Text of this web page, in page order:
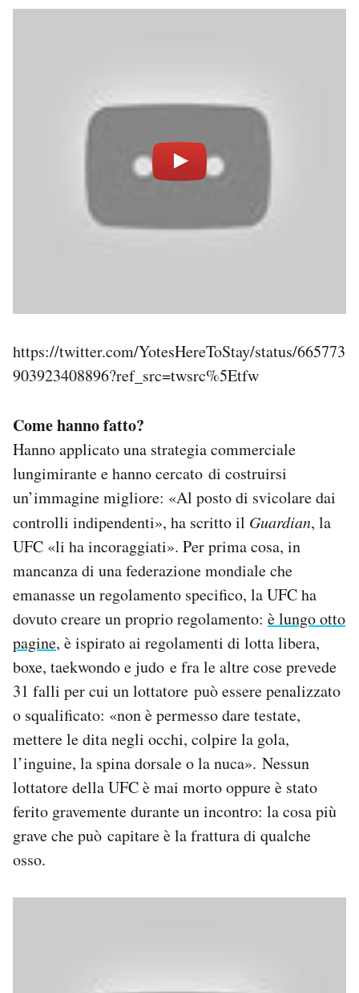
https://twitter.com/YotesHereToStay/status/665773
903923408896?ref_src=twsrc%5Etfw
Come hanno fatto?
Hanno applicato una strategia commerciale
lungimirante e hanno cercato di costruirsi
un’immagine migliore: «Al posto di svicolare dai
controlli indipendenti», ha scritto il Guardian, la
UFC «li ha incoraggiati». Per prima cosa, in
mancanza di una federazione mondiale che
emanasse un regolamento specifico, la UFC ha
dovuto creare un proprio regolamento: è lungo otto
pagine, è ispirato ai regolamenti di lotta libera,
boxe, taekwondo e judo e fra le altre cose prevede
31 falli per cui un lottatore può essere penalizzato
o squalificato: «non è permesso dare testate,
mettere le dita negli occhi, colpire la gola,
l’inguine, la spina dorsale o la nuca». Nessun
lottatore della UFC è mai morto oppure è stato
ferito gravemente durante un incontro: la cosa più
grave che può capitare è la frattura di qualche
osso.